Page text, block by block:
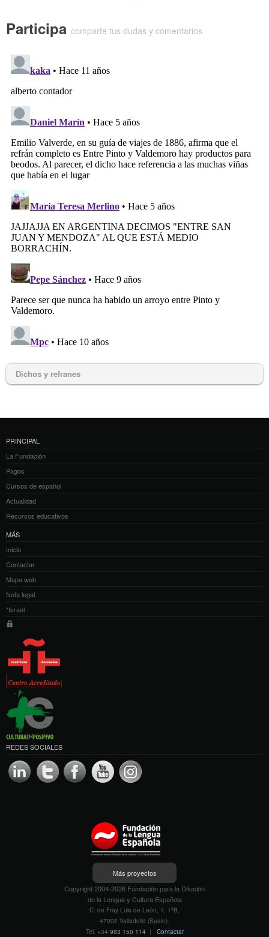
Participa comparte tus dudas y comentarios
Dichos y refranes
PRINCIPAL
La Fundación
Pagos
Cursos de español
Actualidad
Recursos educativos
MÁS
Inicio
Contactar
Mapa web
Nota legal
*Israel
REDES SOCIALES
Más proyectos
Copyright 2004-2026 Fundación para la Difusión
de la Lengua y Cultura Española
C. de Fray Luis de León, 1, 1ºB,
47002 Valladolid (Spain).
Tel. +34 983 150 114 | Contactar